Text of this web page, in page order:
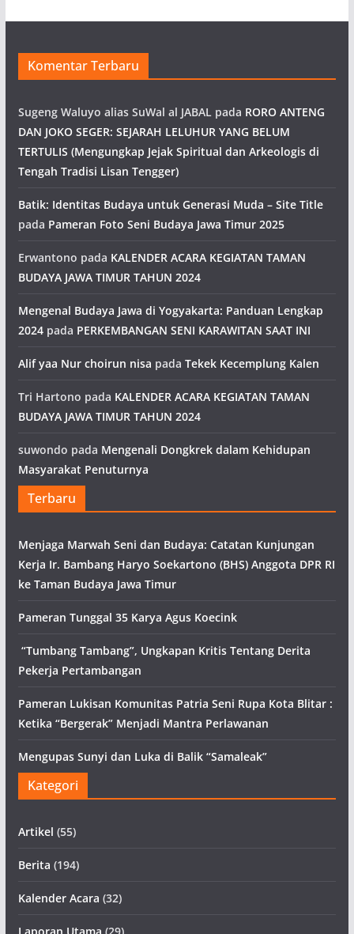
Komentar Terbaru
Sugeng Waluyo alias SuWal al JABAL pada RORO ANTENG
DAN JOKO SEGER: SEJARAH LELUHUR YANG BELUM
TERTULIS (Mengungkap Jejak Spiritual dan Arkeologis di
Tengah Tradisi Lisan Tengger)
Batik: Identitas Budaya untuk Generasi Muda – Site Title
pada Pameran Foto Seni Budaya Jawa Timur 2025
Erwantono pada KALENDER ACARA KEGIATAN TAMAN
BUDAYA JAWA TIMUR TAHUN 2024
Mengenal Budaya Jawa di Yogyakarta: Panduan Lengkap
2024pada PERKEMBANGAN SENI KARAWITAN SAAT INI
Alif yaa Nur choirun nisa pada Tekek Kecemplung Kalen
Tri Hartono pada KALENDER ACARA KEGIATAN TAMAN
BUDAYA JAWA TIMUR TAHUN 2024
suwondo pada Mengenali Dongkrek dalam Kehidupan
Masyarakat Penuturnya
Terbaru
Menjaga Marwah Seni dan Budaya: Catatan Kunjungan
Kerja Ir. Bambang Haryo Soekartono (BHS) Anggota DPR RI
ke Taman Budaya Jawa Timur
Pameran Tunggal 35 Karya Agus Koecink
“Tumbang Tambang”, Ungkapan Kritis Tentang Derita
Pekerja Pertambangan
Pameran Lukisan Komunitas Patria Seni Rupa Kota Blitar :
Ketika “Bergerak” Menjadi Mantra Perlawanan
Mengupas Sunyi dan Luka di Balik “Samaleak”
Kategori
Artikel (55)
Berita (194)
Kalender Acara (32)